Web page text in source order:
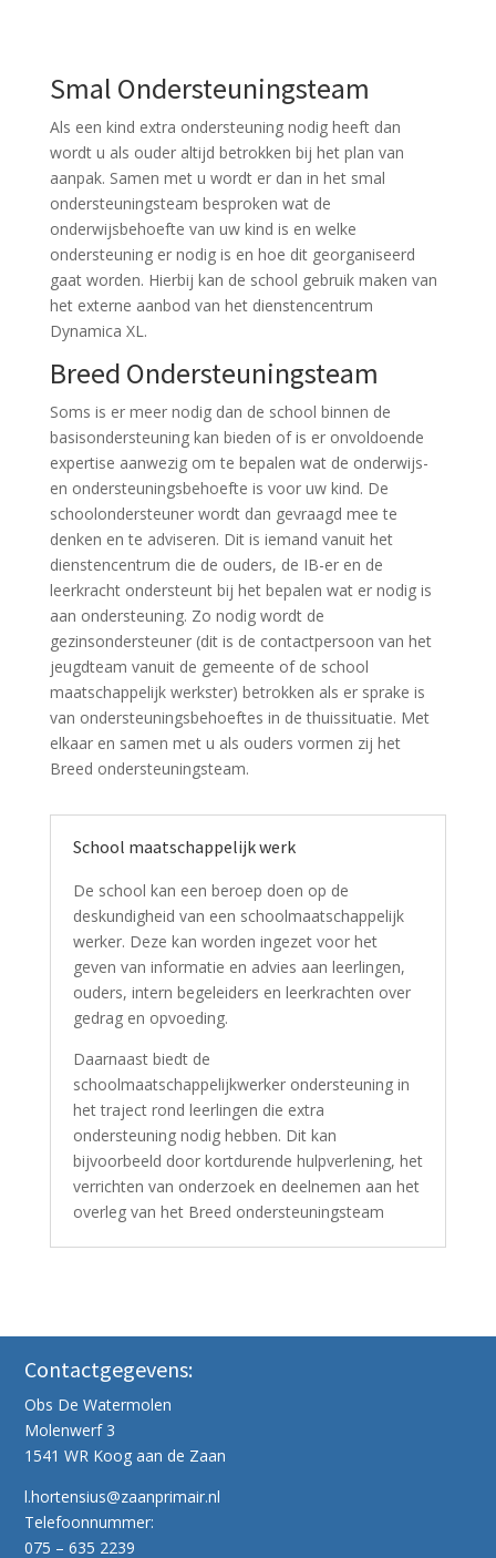
Smal Ondersteuningsteam
Als een kind extra ondersteuning nodig heeft dan
wordt u als ouder altijd betrokken bij het plan van
aanpak. Samen met u wordt er dan in het smal
ondersteuningsteam besproken wat de
onderwijsbehoefte van uw kind is en welke
ondersteuning er nodig is en hoe dit georganiseerd
gaat worden. Hierbij kan de school gebruik maken van
het externe aanbod van het dienstencentrum
Dynamica XL.
Breed Ondersteuningsteam
Soms is er meer nodig dan de school binnen de
basisondersteuning kan bieden of is er onvoldoende
expertise aanwezig om te bepalen wat de onderwijs-
en ondersteuningsbehoefte is voor uw kind. De
schoolondersteuner wordt dan gevraagd mee te
denken en te adviseren. Dit is iemand vanuit het
dienstencentrum die de ouders, de IB-er en de
leerkracht ondersteunt bij het bepalen wat er nodig is
aan ondersteuning. Zo nodig wordt de
gezinsondersteuner (dit is de contactpersoon van het
jeugdteam vanuit de gemeente of de school
maatschappelijk werkster) betrokken als er sprake is
van ondersteuningsbehoeftes in de thuissituatie. Met
elkaar en samen met u als ouders vormen zij het
Breed ondersteuningsteam.
School maatschappelijk werk
De school kan een beroep doen op de
deskundigheid van een schoolmaatschappelijk
werker. Deze kan worden ingezet voor het
geven van informatie en advies aan leerlingen,
ouders, intern begeleiders en leerkrachten over
gedrag en opvoeding.
Daarnaast biedt de
schoolmaatschappelijkwerker ondersteuning in
het traject rond leerlingen die extra
ondersteuning nodig hebben. Dit kan
bijvoorbeeld door kortdurende hulpverlening, het
verrichten van onderzoek en deelnemen aan het
overleg van het Breed ondersteuningsteam
Contactgegevens:
Obs De Watermolen
Molenwerf 3
1541 WR Koog aan de Zaan
l.hortensius@zaanprimair.nl
Telefoonnummer:
075 – 635 2239